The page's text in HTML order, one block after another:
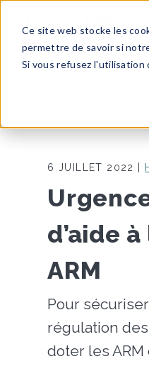
Ce site web stocke les
permettre de savoir si
Si vous refusez l'utilisation
6 JUILLET 2022 |
d’aide
ARM
Pour
régulation
doter les